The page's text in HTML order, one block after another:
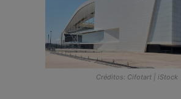
Créditos: Cifotart | iStock